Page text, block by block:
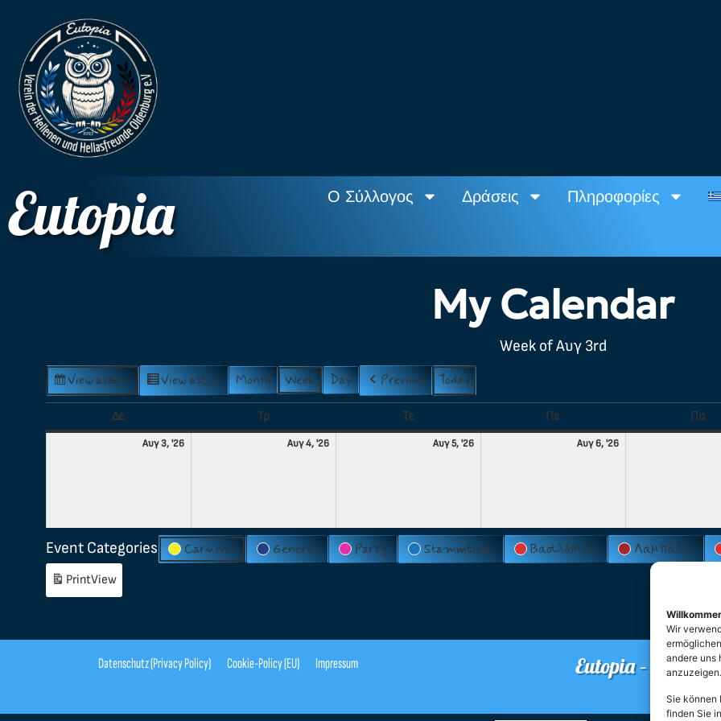
Wir
andere uns
anzuzeigen.
Sie können
finden Sie
Eutopia Ο Σύλλογος Δράσεις Πληροφορίες
My Calendar
Week of Αυγ 3rd
View asGrid View asList Month Week Day Previous Today
Δε Τρ Τε Πε Πα
Αυγ 3, '26 Αυγ 4, '26 Αυγ 5, '26 Αυγ 6, '26
Event Categories Carnival General Party Stammtisch Βασιλόπιτα Λαμπάδες
PrintView
Datenschutz (Privacy Policy) Cookie-Policy (EU) Impressum Eutopia – Verein